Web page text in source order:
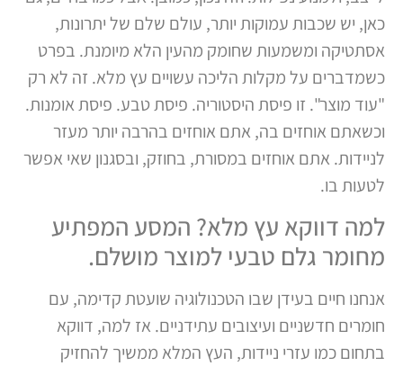
כאן, יש שכבות עמוקות יותר, עולם שלם של יתרונות,
אסתטיקה ומשמעות שחומק מהעין הלא מיומנת. בפרט
כשמדברים על מקלות הליכה עשויים עץ מלא. זה לא רק
"עוד מוצר". זו פיסת היסטוריה. פיסת טבע. פיסת אומנות.
וכשאתם אוחזים בה, אתם אוחזים בהרבה יותר מעזר
לניידות. אתם אוחזים במסורת, בחוזק, ובסגנון שאי אפשר
לטעות בו.
למה דווקא עץ מלא? המסע המפתיע
מחומר גלם טבעי למוצר מושלם.
אנחנו חיים בעידן שבו הטכנולוגיה שועטת קדימה, עם
חומרים חדשניים ועיצובים עתידניים. אז למה, דווקא
בתחום כמו עזרי ניידות, העץ המלא ממשיך להחזיק